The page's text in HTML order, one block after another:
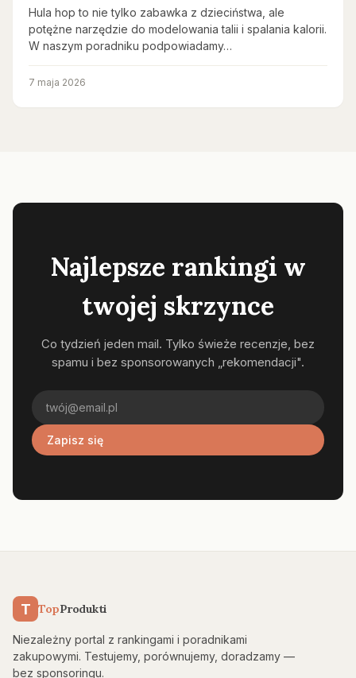
Hula hop to nie tylko zabawka z dzieciństwa, ale
potężne narzędzie do modelowania talii i spalania kalorii.
W naszym poradniku podpowiadamy…
7 maja 2026
Najlepsze rankingi w
twojej skrzynce
Co tydzień jeden mail. Tylko świeże recenzje, bez
spamu i bez sponsorowanych „rekomendacji".
Zapisz się
T TopProdukti
Niezależny portal z rankingami i poradnikami
zakupowymi. Testujemy, porównujemy, doradzamy —
bez sponsoringu.